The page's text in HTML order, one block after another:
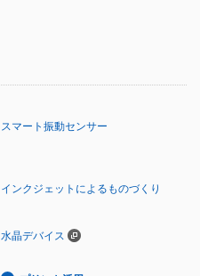
スマート振動センサー
インクジェットによるものづくり
水晶デバイス